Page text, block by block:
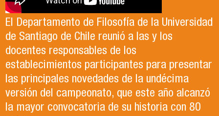
El Departamento de Filosofía de la Universidad
de Santiago de Chile reunió a las y los
docentes responsables de los
establecimientos participantes para presentar
las principales novedades de la undécima
versión del campeonato, que este año alcanzó
la mayor convocatoria de su historia con 80